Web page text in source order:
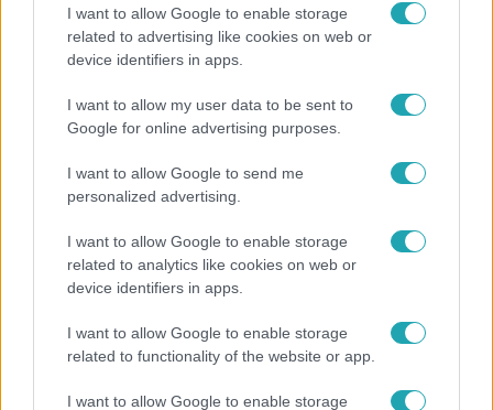
I want to allow Google to enable storage
related to advertising like cookies on web or
device identifiers in apps.
I want to allow my user data to be sent to
Google for online advertising purposes.
I want to allow Google to send me
personalized advertising.
I want to allow Google to enable storage
related to analytics like cookies on web or
device identifiers in apps.
I want to allow Google to enable storage
related to functionality of the website or app.
I want to allow Google to enable storage
"Hatalmas viharban" - így zajlott Hegyi Barbara